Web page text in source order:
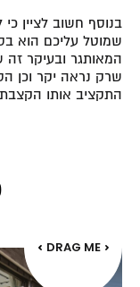
בנוסף חשוב לציין
שמוטל עליכם הוא
המאותגר ובעיקר זה
שרק נראה יקר וכן
התקציב אותו
DRAG ME